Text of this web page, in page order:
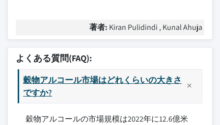
著者: Kiran Pulidindi , Kunal Ahuja
よくある質問(FAQ):
穀物アルコール市場はどれくらいの大きさ
ですか?
穀物アルコールの市場規模は2022年に12.6億米